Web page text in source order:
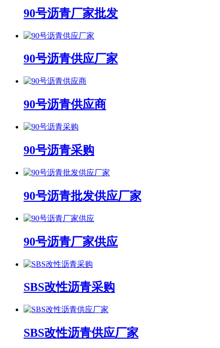
90号沥青厂家批发
90号沥青供应厂家
90号沥青供应商
90号沥青采购
90号沥青批发供应厂家
90号沥青厂家供应
SBS改性沥青采购
SBS改性沥青供应厂家